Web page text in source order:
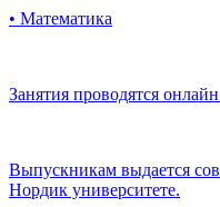
• Математика
Занятия проводятся
Выпускникам выдается
Нордик университете.